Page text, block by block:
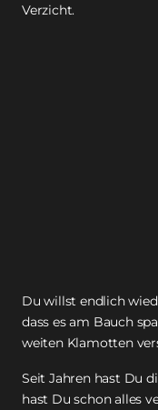
Verzicht.
Du willst endlich
dass es am Bauch
weiten Klamotten
Seit Jahren hast Du
hast Du schon alles